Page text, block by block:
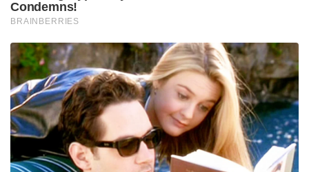
ബലപ്രയോഗങ്ങളും കോംപ്ലിക്കേഷൻസും വേദനകളും
അനാവശ്യമാണെന്ന് എൻറെ കണ്ണുകൊണ്ട് ഞാൻ
പുറത്തുവന്ന് എന്ന് പറഞ്ഞപ്പോൾ അവൾ എന്നോട്
പറഞ്ഞത് സത്യം പറ, കഴിഞ്ഞോ ഇത്രയേയുള്ളോ
എന്നാണ്. മറുപിള്ള കട്ട് ചെയത് എടുക്കുന്നതിന്
മുൻപെടുത്ത ചിത്രമുണ്ട്. അത് ഞാൻ
അഭിമാനത്തോടെ പലരെയും കാണിക്കാറുണ്ട്.
ഹോസ്പിറ്റലിലാണെങ്കിൽ അവൾ ബോധംകെട്ട്
കെടന്നേനെ. കുട്ടി പുറത്തേക്ക് വരുന്ന